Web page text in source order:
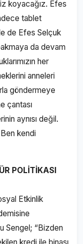
koyacağız. Efes
tablet
de Efes Selçuk
da devam
her
anneleri
göndermeye
çantası
aynısı değil.
kendi
POLİTİKASI
Etkinlik
Sengel; “Bizden